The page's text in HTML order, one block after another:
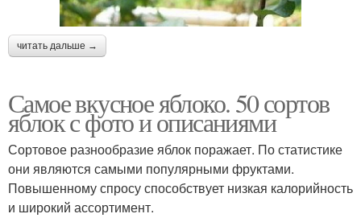
читать дальше →
Самое вкусное яблоко. 50 сортов
яблок с фото и описаниями
Сортовое разнообразие яблок поражает. По статистике
они являются самыми популярными фруктами.
Повышенному спросу способствует низкая калорийность
и широкий ассортимент.